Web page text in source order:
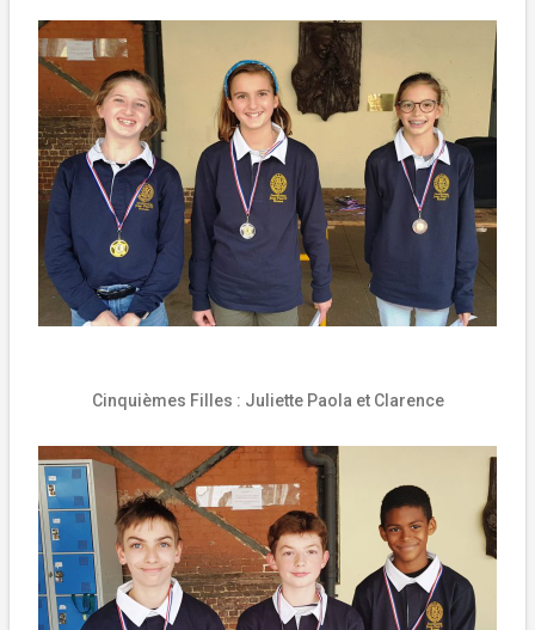
Cinquièmes Filles : Juliette Paola et Clarence